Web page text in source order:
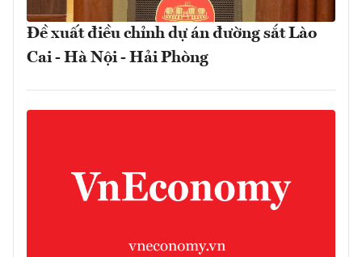
Đề xuất điều chỉnh dự án đường sắt Lào
Cai - Hà Nội - Hải Phòng